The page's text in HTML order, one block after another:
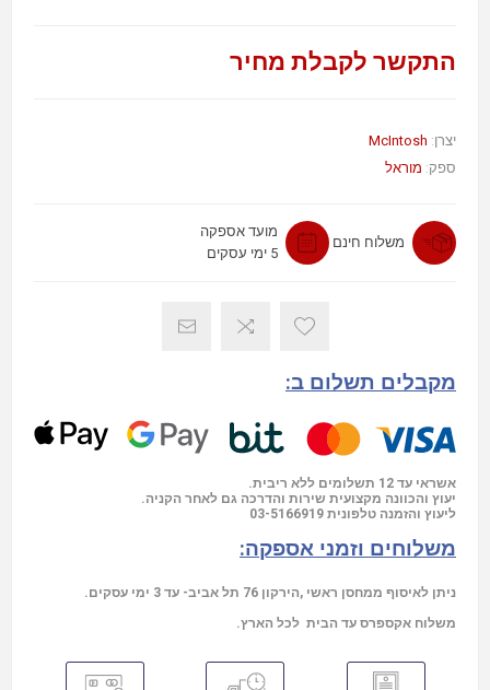
התקשר לקבלת מחיר
יצרן: McIntosh
ספק: מוראל
משלוח חינם
מועד אספקה
5 ימי עסקים
מקבלים תשלום ב:
אשראי עד 12 תשלומים ללא ריבית.
יעוץ והכוונה מקצועית שירות והדרכה גם לאחר הקניה.
ליעוץ והזמנה טלפונית 03-5166919
משלוחים וזמני אספקה:
ניתן לאיסוף ממחסן ראשי ,הירקון 76 תל אביב- עד 3 ימי עסקים.
משלוח אקספרס עד הבית לכל הארץ.